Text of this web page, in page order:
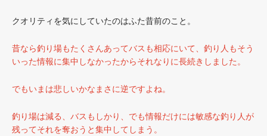
クオリティを気にしていたのはふた昔前のこと。
昔なら釣り場もたくさんあってバスも相応にいて、釣り人もそう
いった情報に集中しなかったからそれなりに長続きしました。
でもいまは悲しいかなまさに逆ですよね。
釣り場は減る、バスもしかり、でも情報だけには敏感な釣り人が
残ってそれを奪おうと集中してしまう。